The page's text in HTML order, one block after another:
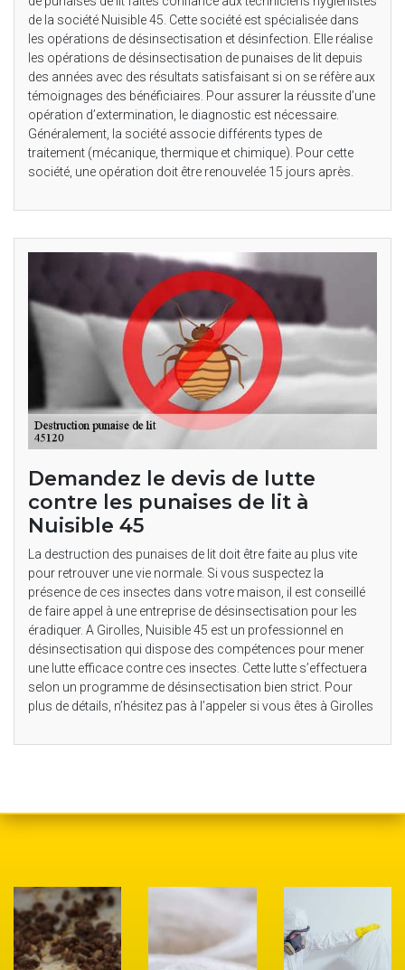
de la société Nuisible 45. Cette société est spécialisée dans
les opérations de désinsectisation et désinfection. Elle réalise
les opérations de désinsectisation de punaises de lit depuis
des années avec des résultats satisfaisant si on se réfère aux
témoignages des bénéficiaires. Pour assurer la réussite d’une
opération d’extermination, le diagnostic est nécessaire.
Généralement, la société associe différents types de
traitement (mécanique, thermique et chimique). Pour cette
société, une opération doit être renouvelée 15 jours après.
Demandez le devis de lutte
contre les punaises de lit à
Nuisible 45
La destruction des punaises de lit doit être faite au plus vite
pour retrouver une vie normale. Si vous suspectez la
présence de ces insectes dans votre maison, il est conseillé
de faire appel à une entreprise de désinsectisation pour les
éradiquer. A Girolles, Nuisible 45 est un professionnel en
désinsectisation qui dispose des compétences pour mener
une lutte efficace contre ces insectes. Cette lutte s’effectuera
selon un programme de désinsectisation bien strict. Pour
plus de détails, n’hésitez pas à l’appeler si vous êtes à Girolles